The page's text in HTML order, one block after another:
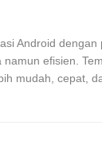
Android dengan
efisien.
mudah, cepat,